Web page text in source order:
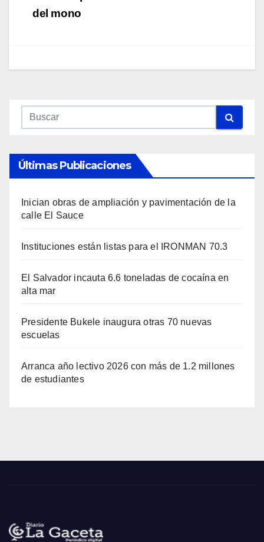
del mono
Últimas Publicaciones
Inician obras de ampliación y pavimentación de la
calle El Sauce
Instituciones están listas para el IRONMAN 70.3
El Salvador incauta 6.6 toneladas de cocaína en
alta mar
Presidente Bukele inaugura otras 70 nuevas
escuelas
Arranca año lectivo 2026 con más de 1.2 millones
de estudiantes